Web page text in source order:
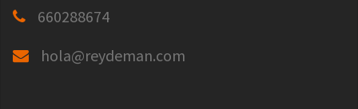
660288674
hola@reydeman.com